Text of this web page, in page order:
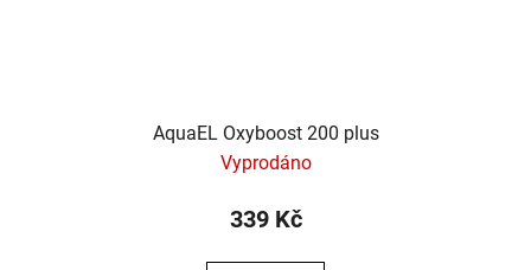
AquaEL Oxyboost 200 plus
Vyprodáno
339 Kč